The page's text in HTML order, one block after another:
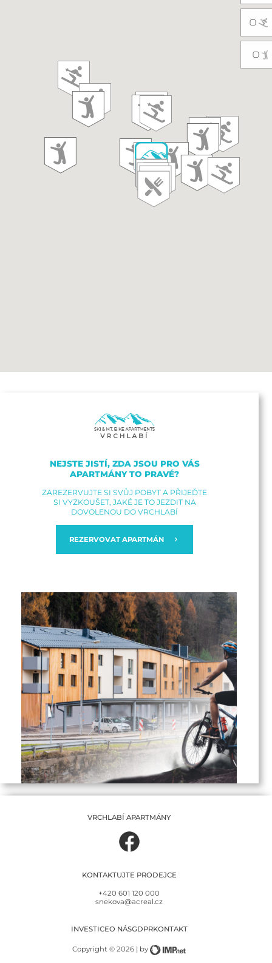
NEJSTE JISTÍ, ZDA JSOU PRO VÁS
APARTMÁNY TO PRAVÉ?
ZAREZERVUJTE SI SVŮJ POBYT A PŘIJEĎTE
SI VYZKOUŠET, JAKÉ JE TO JEZDIT NA
DOVOLENOU DO VRCHLABÍ
REZERVOVAT APARTMÁN
VRCHLABÍ APARTMÁNY
KONTAKTUJTE PRODEJCE
+420 601 120 000
snekova@acreal.cz
INVESTICEO NÁSGDPRKONTAKT
Copyright © 2026 | by